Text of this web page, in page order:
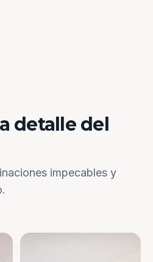
detalle del
impecables y